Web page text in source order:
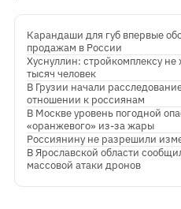
Карандаши для губ впервые
продажам в России
Хуснуллин: стройкомплексу
тысяч человек
В Грузии начали
отношении к россиянам
В Москве уровень погодной
«оранжевого» из-за жары
Россиянину не разрешили
В Ярославской области
массовой атаки дронов